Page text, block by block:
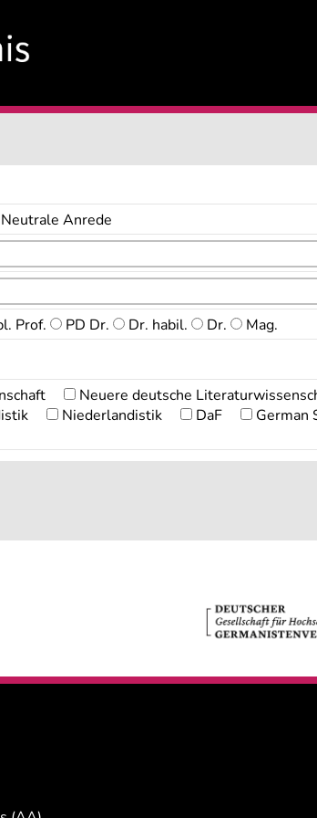
Anrede
Prof. PD Dr. Dr. habil. Dr.
Mag.
Neuere deutsche
Niederlandistik DaF German